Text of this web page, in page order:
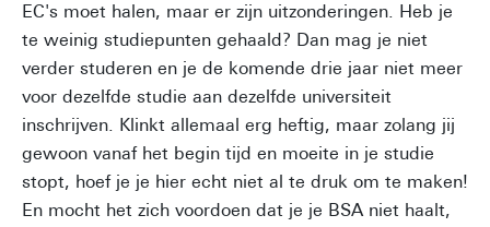
EC's moet halen, maar er zijn uitzonderingen. Heb je
te weinig studiepunten gehaald? Dan mag je niet
verder studeren en je de komende drie jaar niet meer
voor dezelfde studie aan dezelfde universiteit
inschrijven. Klinkt allemaal erg heftig, maar zolang jij
gewoon vanaf het begin tijd en moeite in je studie
stopt, hoef je je hier echt niet al te druk om te maken!
En mocht het zich voordoen dat je je BSA niet haalt,